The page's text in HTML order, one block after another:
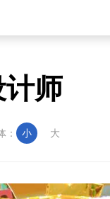
计师
： 小 大